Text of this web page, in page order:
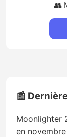
👥
📰
Moonlighter
en